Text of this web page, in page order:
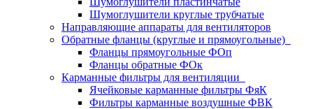
Шумоглушители круглые трубчатые
Направляющие аппараты для вентиляторов
Обратные фланцы (круглые и прямоугольные)
Фланцы прямоугольные ФОп
Фланцы обратные ФОк
Карманные фильтры для вентиляции
Ячейковые карманные фильтры ФяК
Фильтры карманные воздушные ФВК